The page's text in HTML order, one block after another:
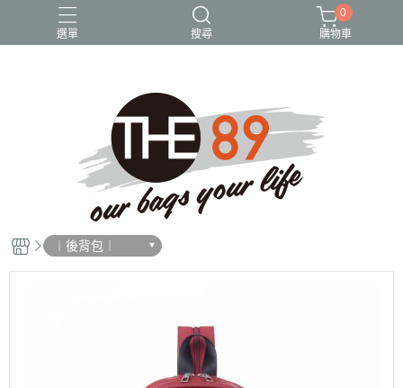
選單 搜尋
後背包 斜背包 水桶包 貓頭鷹
0
購物車
︱後背包︱